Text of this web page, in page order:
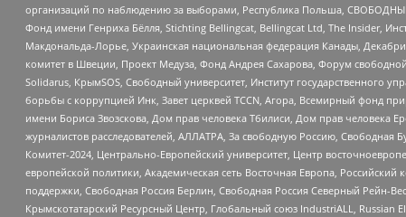
организаций по наблюдению за выборами, Республика Польша,
Фонд имени Генриха Бёлля, Stichting Bellingcat, Bellingcat Ltd, The Insider,
Макдональда-Лорье, Украинская национальная федерация Канады,
комитет в Швеции, Проект Медуза, Фонд Андрея Сахарова, Форум
Solidarus, КрымSOS, Свободный университет, Институт государственного
борьбы с коррупцией Инк, Завет церквей TCCN, Агора, Всемирный фонд
имени Бориса Звозскова, Дом прав человека Тбилиси, Дом прав человека
журналистов расследователей, АЛЛАТРА, За свободную Россию, Свободная
Комитет-2024, Центрально-Европейский университет, Центр
европейской политики, Академическая сеть Восточная Европа,
поддержки, Свободная Россия Берлин, Свободная Россия Северный Рейн-
Крымскотатарский Ресурсный Центр, Глобальный союз IndustriALL,